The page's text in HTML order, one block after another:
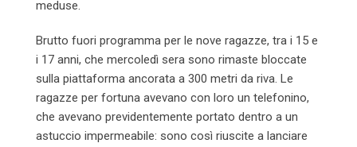
meduse.
Brutto fuori programma per le nove ragazze, tra i 15 e
i 17 anni, che mercoledì sera sono rimaste bloccate
sulla piattaforma ancorata a 300 metri da riva. Le
ragazze per fortuna avevano con loro un telefonino,
che avevano previdentemente portato dentro a un
astuccio impermeabile: sono così riuscite a lanciare